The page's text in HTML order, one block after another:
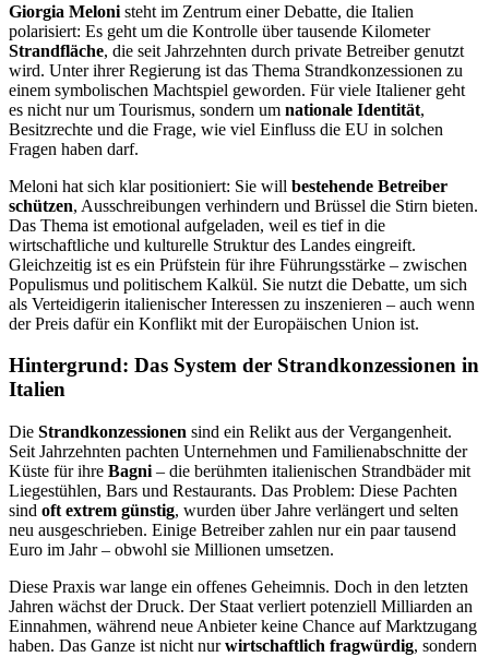
Giorgia Meloni steht im Zentrum einer Debatte, die Italien
polarisiert: Es geht um die Kontrolle über tausende Kilometer
Strandfläche, die seit Jahrzehnten durch private Betreiber genutzt
wird. Unter ihrer Regierung ist das Thema Strandkonzessionen zu
einem symbolischen Machtspiel geworden. Für viele Italiener geht
es nicht nur um Tourismus, sondern um nationale Identität,
Besitzrechte und die Frage, wie viel Einfluss die EU in solchen
Fragen haben darf.
Meloni hat sich klar positioniert: Sie will bestehende Betreiber
schützen, Ausschreibungen verhindern und Brüssel die Stirn bieten.
Das Thema ist emotional aufgeladen, weil es tief in die
wirtschaftliche und kulturelle Struktur des Landes eingreift.
Gleichzeitig ist es ein Prüfstein für ihre Führungsstärke – zwischen
Populismus und politischem Kalkül. Sie nutzt die Debatte, um sich
als Verteidigerin italienischer Interessen zu inszenieren – auch wenn
der Preis dafür ein Konflikt mit der Europäischen Union ist.
Hintergrund: Das System der Strandkonzessionen in
Italien
Die Strandkonzessionen sind ein Relikt aus der Vergangenheit.
Seit Jahrzehnten pachten Unternehmen und Familienabschnitte der
Küste für ihre Bagni – die berühmten italienischen Strandbäder mit
Liegestühlen, Bars und Restaurants. Das Problem: Diese Pachten
sind oft extrem günstig, wurden über Jahre verlängert und selten
neu ausgeschrieben. Einige Betreiber zahlen nur ein paar tausend
Euro im Jahr – obwohl sie Millionen umsetzen.
Diese Praxis war lange ein offenes Geheimnis. Doch in den letzten
Jahren wächst der Druck. Der Staat verliert potenziell Milliarden an
Einnahmen, während neue Anbieter keine Chance auf Marktzugang
haben. Das Ganze ist nicht nurwirtschaftlich fragwürdig, sondern